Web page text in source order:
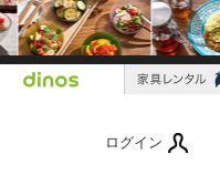
ログイン